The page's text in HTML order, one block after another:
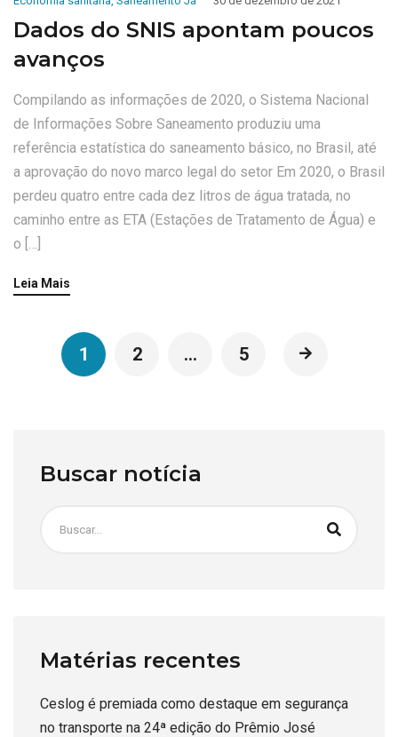
Dados do SNIS apontam poucos
avanços
Compilando as informações de 2020, o Sistema Nacional
de Informações Sobre Saneamento produziu uma
referência estatística do saneamento básico, no Brasil, até
a aprovação do novo marco legal do setor Em 2020, o Brasil
perdeu quatro entre cada dez litros de água tratada, no
caminho entre as ETA (Estações de Tratamento de Água) e
o […]
Leia Mais
1 2 … 5
Buscar notícia
Matérias recentes
Ceslog é premiada como destaque em segurança
no transporte na 24ª edição do Prêmio José